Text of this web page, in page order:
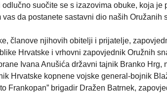
odlučno suočite se s izazovima obuke, koja
da postanete sastavni dio naših Oružanih
članove njihovih obitelji i prijatelje,
Hrvatske i vrhovni zapovjednik Oružnih
Ivana Anušića državni tajnik Branko
Hrvatske kopnene vojske general-bojnik
Frankopan” brigadir Dražen Batrnek,